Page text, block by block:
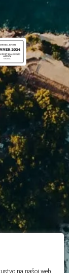
na našoj web